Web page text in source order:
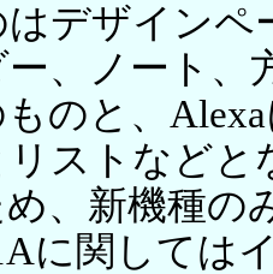
デザインペ
、ノート、
のと、
ストなどと
、新機種の
に関しては